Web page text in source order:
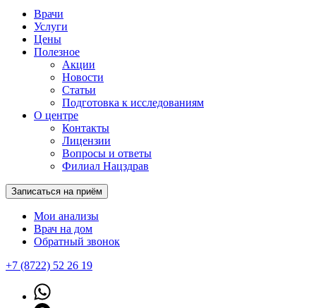
Врачи
Услуги
Цены
Полезное
Акции
Новости
Статьи
Подготовка к исследованиям
О центре
Контакты
Лицензии
Вопросы и ответы
Филиал Нацздрав
Записаться на приём
Мои анализы
Врач на дом
Обратный звонок
+7 (8722) 52 26 19